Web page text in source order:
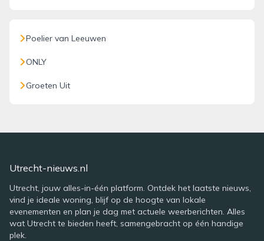
Poelier van Leeuwen
ONLY
Groeten Uit
Utrecht-nieuws.nl
Utrecht, jouw alles-in-één platform. Ontdek het laatste nieuws,
vind je ideale woning, blijf op de hoogte van lokale
evenementen en plan je dag met actuele weerberichten. Alles
wat Utrecht te bieden heeft, samengebracht op één handige
plek.